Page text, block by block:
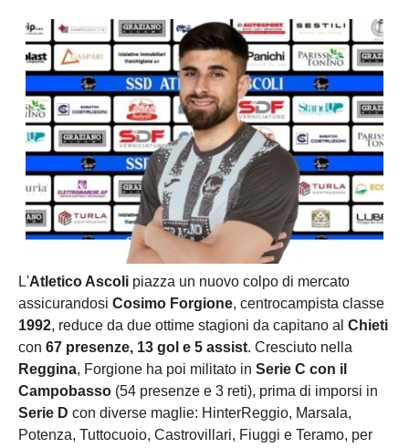
L'Atletico Ascoli piazza un nuovo colpo di mercato
assicurandosi Cosimo Forgione, centrocampista classe
1992, reduce da due ottime stagioni da capitano al Chieti
con 67 presenze, 13 gol e 5 assist. Cresciuto nella
Reggina, Forgione ha poi militato in Serie C con il
Campobasso (54 presenze e 3 reti), prima di imporsi in
Serie D con diverse maglie: HinterReggio, Marsala,
Potenza, Tuttocuoio, Castrovillari, Fiuggi e Teramo, per